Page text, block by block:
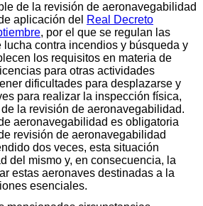
de la revisión de aeronavegabilidad
aplicación del Real Decreto
, por el que se regulan las
contra incendios y búsqueda y
los requisitos en materia de
para otras actividades
dificultades para desplazarse y
para realizar la inspección física,
la revisión de aeronavegabilidad.
aeronavegabilidad es obligatoria
revisión de aeronavegabilidad
dos veces, esta situación
del mismo y, en consecuencia, la
estas aeronaves destinadas a la
esenciales.